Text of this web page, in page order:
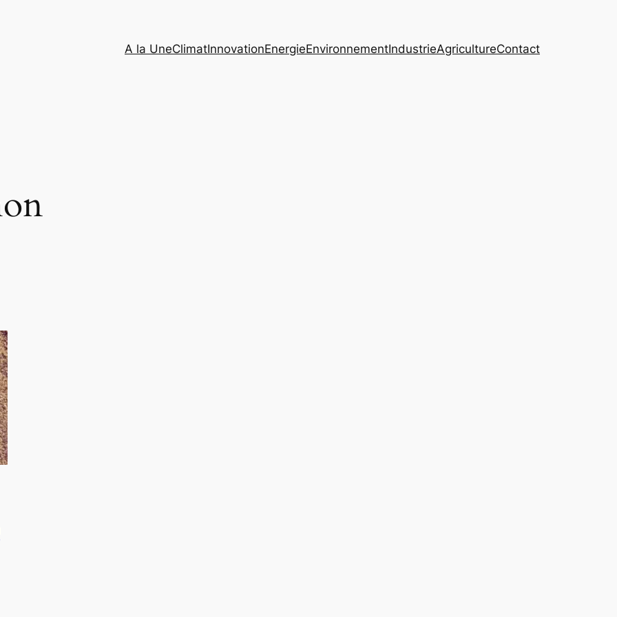
A la UneClimatInnovationEnergieEnvironnementIndustrieAgricultureContact